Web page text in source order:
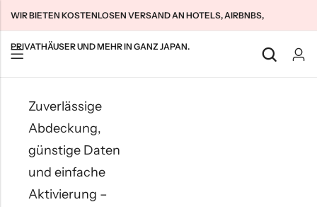
WIR BIETEN KOSTENLOSEN VERSAND AN HOTELS, AIRBNBS,
PRIVATHÄUSER UND MEHR IN GANZ JAPAN.
In
Japan
Zuverlässige
Abdeckung,
günstige Daten
und einfache
Aktivierung –
SIM-Karten für japanische Touristen
Langzeit-SIMs für Japan
Unbegrenztes WLAN zu Hause
Unbegrenztes Pocket-WLAN
Cloud WiFi Unbegrenzt
Über uns
Kontaktieren Sie uns
特定商取引法に基づく表記
Datenschutzrichtlinie